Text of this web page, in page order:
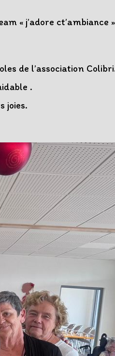
« j’adore ct’ambiance
de l’association
.
joies.